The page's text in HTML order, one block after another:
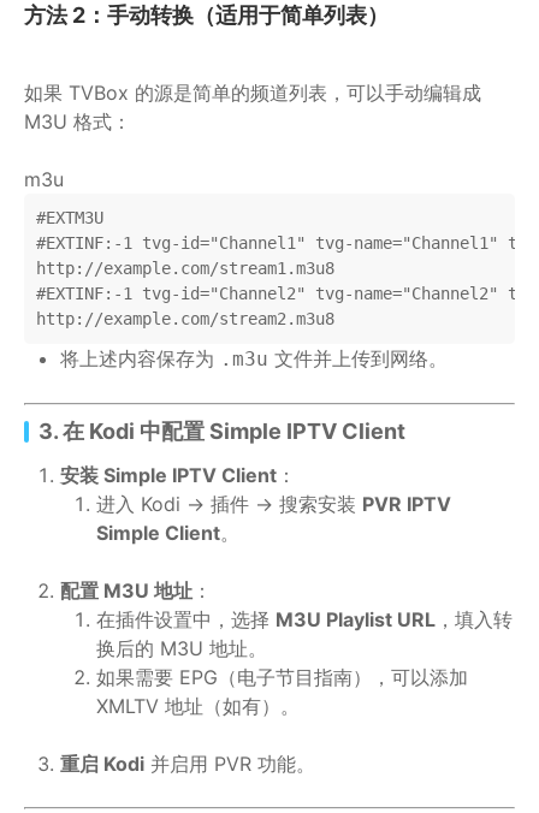
方法 2：手动转换（适用于简单列表）
如果 TVBox 的源是简单的频道列表，可以手动编辑成
M3U 格式：
m3u
#EXTM3U
#EXTINF:-1 tvg-id="Channel1" tvg-name="Channel1"
http://example.com/stream1.m3u8
#EXTINF:-1 tvg-id="Channel2" tvg-name="Channel2"
http://example.com/stream2.m3u8
将上述内容保存为 .m3u 文件并上传到网络。
3. 在 Kodi 中配置 Simple IPTV Client
安装 Simple IPTV Client ：
进入 Kodi → 插件 → 搜索安装 PVR IPTV
Simple Client。
配置 M3U 地址 ：
在插件设置中，选择 M3U Playlist URL ，填入转
换后的 M3U 地址。
如果需要 EPG（电子节目指南），可以添加
XMLTV 地址（如有）。
重启 Kodi 并启用 PVR 功能。